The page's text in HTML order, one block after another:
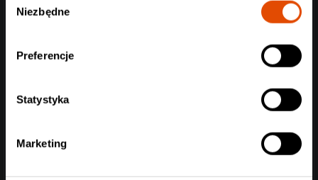
zgody
Niezbędne
Preferencje
Statystyka
Marketing
Within Temptation, Epica, Sirenia,